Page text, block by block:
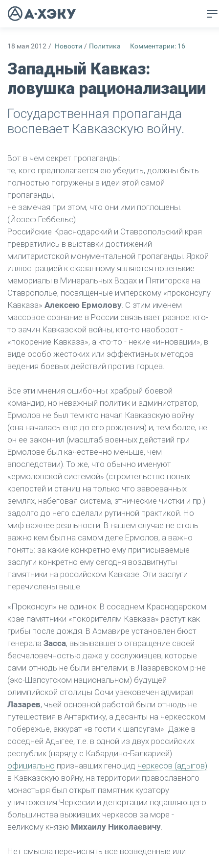
18 мая 2012 / Новости / Политика Комментарии: 16
Западный Кавказ:
ловушка рационализации
Государственная пропаганда
воспевает Кавказскую войну.
Вот в чем секрет пропаганды:
те, кого предполагается ею убедить, должны быть
полностью погружены в идеи этой самой
пропаганды,
не замечая при этом, что они ими поглощены.
(Йозеф Геббельс)
Российские Краснодарский и Ставропольский края
превратились в выставки достижений
милитаристской монументальной пропаганды. Яркой
иллюстрацией к сказанному являются новенькие
мемориалы в Минеральных Водах и Пятигорске на
Ставрополье, посвященные имперскому «проконсулу
Кавказа» Алексею Ермолову. С этим именем
массовое сознание в России связывает разное: кто-
то зачин Кавказской войны, кто-то наоборот -
«покорение Кавказа», а кто-то - некие «инновации», в
виде особо жестоких или эффективных методов
ведения боевых действий против горцев.
Все эти мнения ошибочны: храбрый боевой
командир, но неважный политик и администратор,
Ермолов не был тем кто начал Кавказскую войну
(она началась еще до его рождения) и, тем более, не
он ее закончил (масштаб военных действий при
Ермолове был качественно меньше, чем
впоследствии). То же, что обычно именуют
«ермоловской системой» (строительство новых
крепостей и станиц на только что завоеванных
землях, набеговая система, этнические чистки и пр.)
задолго до него сделали рутинной практикой. Но
миф важнее реальности. В нашем случае не столь
важно кем был на самом деле Ермолов, а важно
понять: за какие конкретно ему приписываемые
заслуги конкретно ему сегодня воздвигнуты
памятники на российском Кавказе. Эти заслуги
перечислены выше.
«Проконсул» не одинок. В соседнем Краснодарском
крае памятники «покорителям Кавказа» растут как
грибы после дождя. В Армавире установлен бюст
генерала Засса, вызывавшего отвращение своей
бесчеловечностью даже у сослуживцев, которые
сами отнюдь не были ангелами; в Лазаревском р-не
(экс-Шапсугском национальном) будущей
олимпийской столицы Сочи увековечен адмирал
Лазарев, чьей основной работой были отнюдь не
путешествия в Антарктику, а десанты на черкесском
побережье, аккурат «в гости к шапсугам». Даже в
соседней Адыгее, т.е. в одной из двух российских
республик (наряду с Кабардино-Балкарией)
официально признавших геноцид черкесов (адыгов)
в Кавказскую войну, на территории православного
монастыря был открыт памятник куратору
уничтожения Черкесии и депортации подавляющего
большинства выживших черкесов за море -
великому князю Михаилу Николаевичу.
Нет смысла перечислять все возведенные или